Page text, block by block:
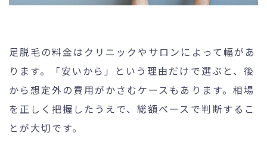
足脱毛の料金はクリニックやサロンによって幅があ
ります。「安いから」という理由だけで選ぶと、後
から想定外の費用がかさむケースもあります。相場
を正しく把握したうえで、総額ベースで判断するこ
とが大切です。